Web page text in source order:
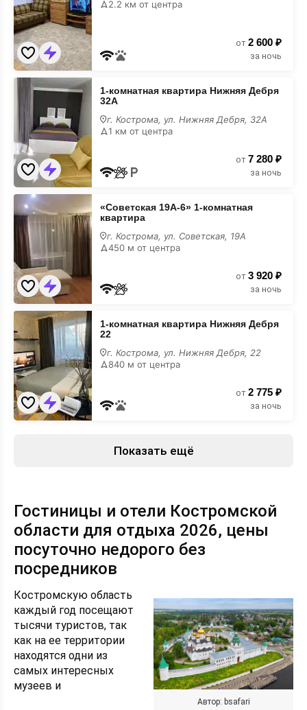
2.2 км от центра
от 2 600 ₽
за ночь
1-
комнатная
Нижняя
Дебря
32А
1-комнатная квартира Нижняя Дебря
32А
г. Кострома, ул. Нижняя Дебря, 32А
1 км от центра
от 7 280 ₽
за ночь
«Советская
19А-6»
комнатная
квартира
«Советская 19А-6» 1-комнатная
квартира
г. Кострома, ул. Советская, 19А
450 м от центра
от 3 920 ₽
за ночь
1-
комнатная
квартира
Нижняя
Дебря
22
1-комнатная квартира Нижняя Дебря
22
г. Кострома, ул. Нижняя Дебря, 22
840 м от центра
от 2 775 ₽
за ночь
Показать ещё
Гостиницы и отели Костромской
области для отдыха 2026, цены
посуточно недорого без
посредников
Автор: bsafari
Костромскую область
каждый год посещают
тысячи туристов, так
как на ее территории
находятся одни из
самых интересных
музеев и